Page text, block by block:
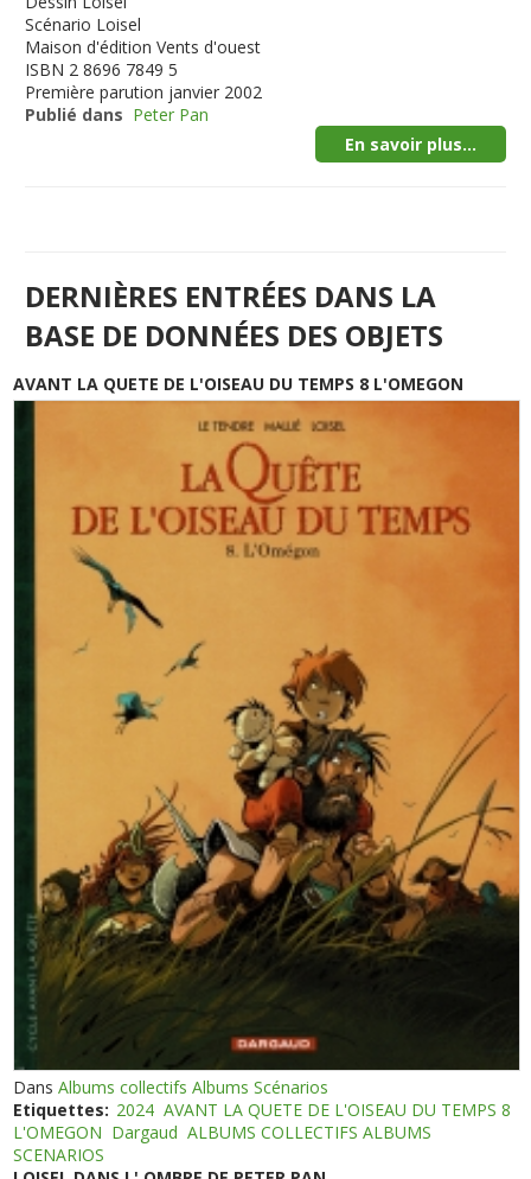
Scénario Loisel
Maison d'édition Vents d'ouest
ISBN 2 8696 7849 5
Première parution janvier 2002
Publié dans Peter Pan
En savoir plus...
DERNIÈRES ENTRÉES DANS LA
BASE DE DONNÉES DES OBJETS
AVANT LA QUETE DE L'OISEAU DU TEMPS 8 L'OMEGON
DansAlbums collectifs Albums Scénarios
Etiquettes: 2024 AVANT LA QUETE DE L'OISEAU DU TEMPS 8
L'OMEGON Dargaud ALBUMS COLLECTIFS ALBUMS
SCENARIOS